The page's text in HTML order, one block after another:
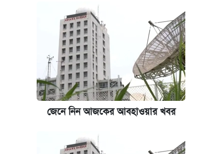
জেনে নিন আজকের আবহাওয়ার খবর